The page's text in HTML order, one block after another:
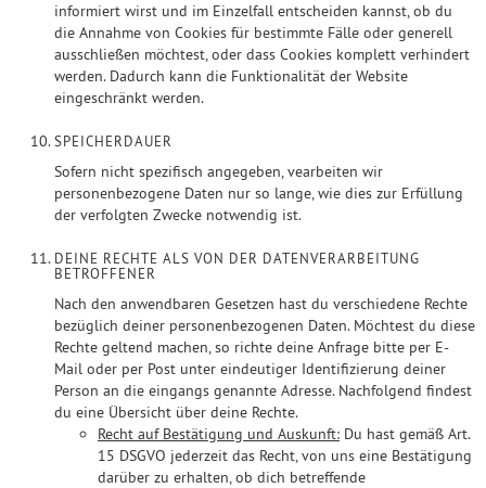
informiert wirst und im Einzelfall entscheiden kannst, ob du
die Annahme von Cookies für bestimmte Fälle oder generell
ausschließen möchtest, oder dass Cookies komplett verhindert
werden. Dadurch kann die Funktionalität der Website
eingeschränkt werden.
SPEICHERDAUER
Sofern nicht spezifisch angegeben, vearbeiten wir
personenbezogene Daten nur so lange, wie dies zur Erfüllung
der verfolgten Zwecke notwendig ist.
DEINE RECHTE ALS VON DER DATENVERARBEITUNG
BETROFFENER
Nach den anwendbaren Gesetzen hast du verschiedene Rechte
bezüglich deiner personenbezogenen Daten. Möchtest du diese
Rechte geltend machen, so richte deine Anfrage bitte per E-
Mail oder per Post unter eindeutiger Identifizierung deiner
Person an die eingangs genannte Adresse. Nachfolgend findest
du eine Übersicht über deine Rechte.
Recht auf Bestätigung und Auskunft: Du hast gemäß Art.
15 DSGVO jederzeit das Recht, von uns eine Bestätigung
darüber zu erhalten, ob dich betreffende